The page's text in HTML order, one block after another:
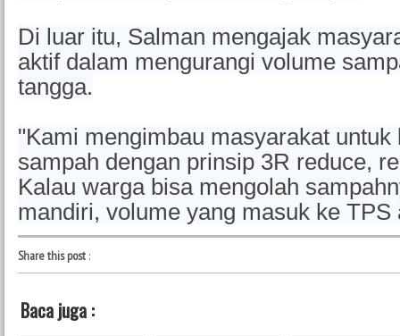
Di luar itu, Salman mengajak
aktif dalam mengurangi volume
tangga.
"Kami mengimbau masyarakat untuk
sampah dengan prinsip 3R reduce,
Kalau warga bisa mengolah
mandiri, volume yang masuk ke TPS
Share this post:
Baca juga :